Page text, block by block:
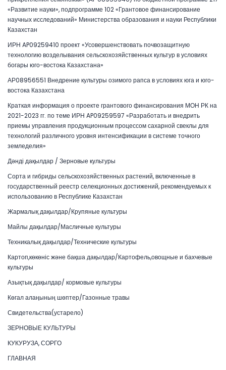
«Развитие науки», подпрограмме 102 «Грантовое финансирование
научных исследований» Министерства образования и науки Республики
Казахстан
ИРН AP09259410 проект «Усовершенствовать почвозащитную
технологию возделывания сельскохозяйственных культур в условиях
богары юго-востока Казахстана»
АР08956551 Внедрение культуры озимого рапса в условиях юга и юго-
востока Казахстана
Краткая информация о проекте грантового финансирования МОН РК на
2021-2023 гг. по теме ИРН AP09259597 «Разработать и внедрить
приемы управления продукционным процессом сахарной свеклы для
технологий различного уровня интенсификации в системе точного
земледелия»
Дәнді дақылдар / Зерновые культуры
Сорта и гибриды сельскохозяйственных растений, включенные в
государственный реестр селекционных достижений, рекомендуемых к
использованию в Республике Казахстан
Жармалық дақылдар/Крупяные культуры
Майлы дақылдар/Масличные культуры
Техникалық дақылдар/Технические культуры
Картоп,көкөніс және бақша дақылдар/Картофель,овощные и бахчевые
культуры
Азықтық дақылдар/ кормовые культуры
Көгал алаңының шөптер/Газонные травы
Свидетельства(устарело)
ЗЕРНОВЫЕ КУЛЬТУРЫ
КУКУРУЗА, СОРГО
ГЛАВНАЯ